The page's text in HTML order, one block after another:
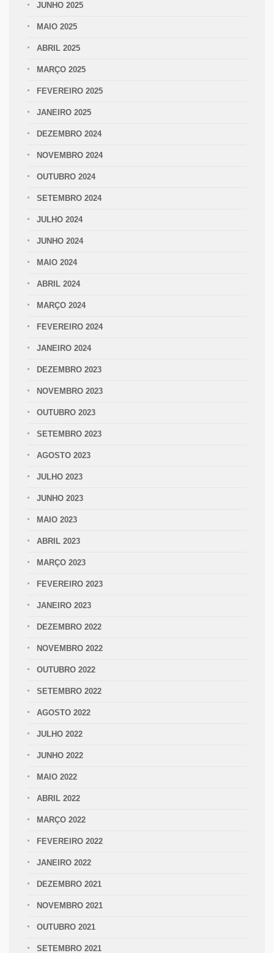
JUNHO 2025
MAIO 2025
ABRIL 2025
MARÇO 2025
FEVEREIRO 2025
JANEIRO 2025
DEZEMBRO 2024
NOVEMBRO 2024
OUTUBRO 2024
SETEMBRO 2024
JULHO 2024
JUNHO 2024
MAIO 2024
ABRIL 2024
MARÇO 2024
FEVEREIRO 2024
JANEIRO 2024
DEZEMBRO 2023
NOVEMBRO 2023
OUTUBRO 2023
SETEMBRO 2023
AGOSTO 2023
JULHO 2023
JUNHO 2023
MAIO 2023
ABRIL 2023
MARÇO 2023
FEVEREIRO 2023
JANEIRO 2023
DEZEMBRO 2022
NOVEMBRO 2022
OUTUBRO 2022
SETEMBRO 2022
AGOSTO 2022
JULHO 2022
JUNHO 2022
MAIO 2022
ABRIL 2022
MARÇO 2022
FEVEREIRO 2022
JANEIRO 2022
DEZEMBRO 2021
NOVEMBRO 2021
OUTUBRO 2021
SETEMBRO 2021